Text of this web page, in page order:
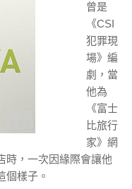
曾是
《CSI
犯罪現
場》編
劇，當
他為
《富士
比旅行
家》網
時，一次因緣際會讓他
個樣子。